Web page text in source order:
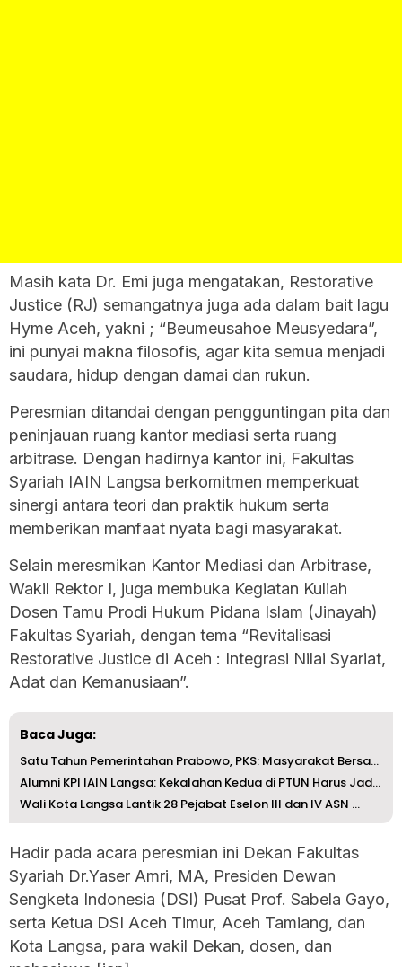
Masih kata Dr. Emi juga mengatakan, Restorative
Justice (RJ) semangatnya juga ada dalam bait lagu
Hyme Aceh, yakni ; “Beumeusahoe Meusyedara”,
ini punyai makna filosofis, agar kita semua menjadi
saudara, hidup dengan damai dan rukun.
Peresmian ditandai dengan pengguntingan pita dan
peninjauan ruang kantor mediasi serta ruang
arbitrase. Dengan hadirnya kantor ini, Fakultas
Syariah IAIN Langsa berkomitmen memperkuat
sinergi antara teori dan praktik hukum serta
memberikan manfaat nyata bagi masyarakat.
Selain meresmikan Kantor Mediasi dan Arbitrase,
Wakil Rektor I, juga membuka Kegiatan Kuliah
Dosen Tamu Prodi Hukum Pidana Islam (Jinayah)
Fakultas Syariah, dengan tema “Revitalisasi
Restorative Justice di Aceh : Integrasi Nilai Syariat,
Adat dan Kemanusiaan”.
Baca Juga:
Satu Tahun Pemerintahan Prabowo, PKS: Masyarakat Bersatu,...
Alumni KPI IAIN Langsa: Kekalahan Kedua di PTUN Harus Jad...
Wali Kota Langsa Lantik 28 Pejabat Eselon III dan IV ASN ...
Hadir pada acara peresmian ini Dekan Fakultas
Syariah Dr.Yaser Amri, MA, Presiden Dewan
Sengketa Indonesia (DSI) Pusat Prof. Sabela Gayo,
serta Ketua DSI Aceh Timur, Aceh Tamiang, dan
Kota Langsa, para wakil Dekan, dosen, dan